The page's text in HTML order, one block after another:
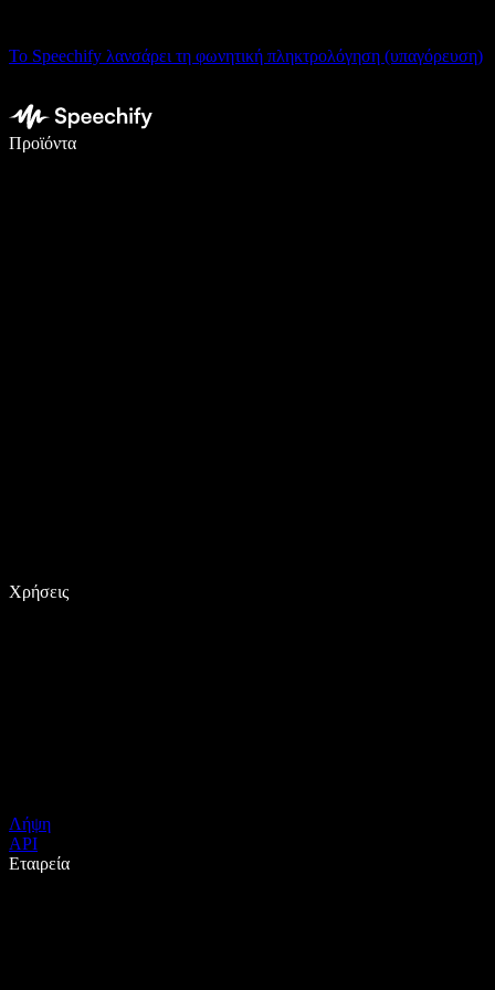
Το Speechify λανσάρει τη φωνητική πληκτρολόγηση (υπαγόρευση)
Προϊόντα
Γράψτε 5× πιο γρήγορα με φωνητική πληκτρολόγηση
Χρήσεις
Λήψη
API
Εταιρεία